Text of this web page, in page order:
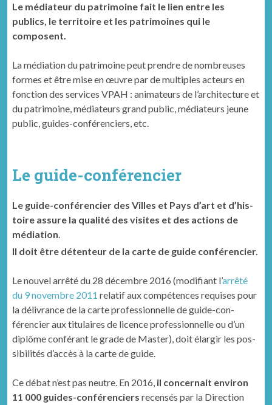
Le médiateur du patrimoine fait le lien entre les
publics, le territoire et les patrimoines qui le
composent.
La médiation du patrimoine peut prendre de nombreuses
formes et être mise en œuvre par de multiples acteurs en
fonction des services VPAH : animateurs de l’architecture et
du patrimoine, médiateurs grand public, médiateurs jeune
public, guides-conférenciers, etc.
Le guide-con­férenci­er
Le guide-con­férenci­er des Villes et Pays d’art et d’his­
toire assure la qualité des visites et des actions de
médiation.
Il doit être détenteur de la carte de guide conférencier.
Le nou­v­el arrêté du 28 décem­bre 2016 (mod­i­fi­ant l’arrêté
du 9 novem­bre 2011 relatif aux com­pé­tences req­ui­s­es pour
la délivrance de la carte pro­fes­sion­nelle de guide-con­
férenci­er aux tit­u­laires de licence pro­fes­sion­nelle ou d’un
diplôme con­férant le grade de Mas­ter), doit élargir les pos­
si­bil­ités d’accès à la carte de guide.
Ce débat n’est pas neu­tre. En 2016, il con­cernait env­i­ron
11 000 guides-con­férenciers recen­sés par la Direc­tion